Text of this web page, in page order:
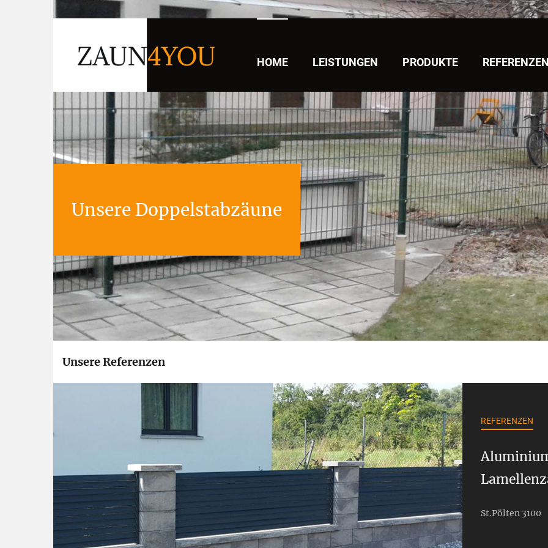
HOME LEISTUNGEN PRODUKTE REFERENZEN
Unsere Doppelstabzäune
Unsere Referenzen
REFERENZEN
St.Pölten 3100